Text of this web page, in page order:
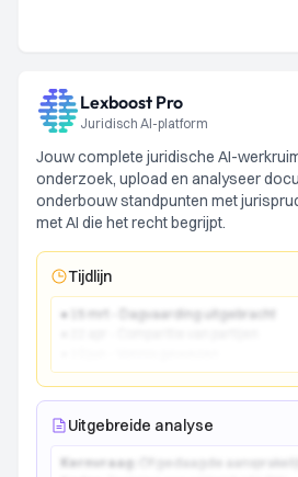
Lexboost Pro
Juridisch AI-platform
Jouw complete juridische AI-
onderzoek, upload en analyseer
onderbouw standpunten met
met AI die het recht begrijpt.
Tijdlijn
● 15 mrt - Dagvaarding uitgebracht
Uitgebreide analyse
Kernvraag: